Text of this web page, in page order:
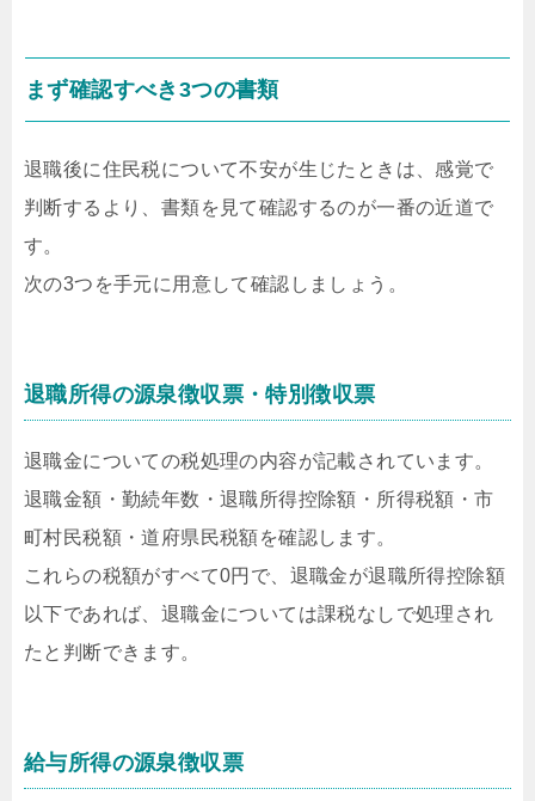
まず確認すべき3つの書類
退職後に住民税について不安が生じたときは、感覚で
判断するより、書類を見て確認するのが一番の近道で
す。
次の3つを手元に用意して確認しましょう。
退職所得の源泉徴収票・特別徴収票
退職金についての税処理の内容が記載されています。
退職金額・勤続年数・退職所得控除額・所得税額・市
町村民税額・道府県民税額を確認します。
これらの税額がすべて0円で、退職金が退職所得控除額
以下であれば、退職金については課税なしで処理され
たと判断できます。
給与所得の源泉徴収票